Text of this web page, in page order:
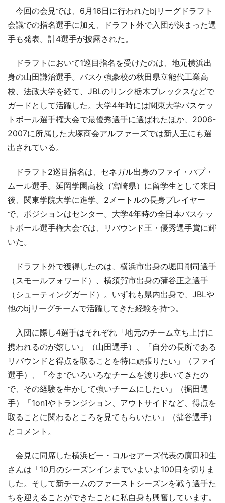
今回の会見では、6月16日に行われたbjリーグドラフト
会議での指名選手に加え、ドラフト外で入団が決まった選
手も発表。計4選手が披露された。
ドラフトにおいて1巡目指名を受けたのは、地元横浜出
身の山田謙治選手。バスケ強豪校の秋田県立能代工業高
校、法政大学を経て、JBLのリンク栃木ブレックスなどで
ガードとして活躍した。大学4年時には関東大学バスケッ
トボール選手権大会で最優秀選手に選ばれたほか、2006-
2007に所属した大塚商会アルファーズでは新人王にも選
出されている。
ドラフト2巡目指名は、セネガル出身のファイ・パプ・
ムール選手。延岡学園高校（宮崎県）に留学生として来日
後、関東学院大学に進学。2メートルの長身プレイヤー
で、ポジションはセンター。大学4年時の全日本バスケッ
トボール選手権大会では、リバウンド王・優秀選手賞に輝
いた。
ドラフト外で獲得したのは、横浜市出身の堀田剛司選手
（スモールフォワード）、横須賀市出身の蒲谷正之選手
（シューティングガード）。いずれも県内出身で、JBLや
他のbjリーグチームで活躍してきた経験を持つ。
入団に際し4選手はそれぞれ「地元のチーム立ち上げに
携われるのが嬉しい」（山田選手）、「自分の長所である
リバウンドと得点を取ることを特に頑張りたい」（ファイ
選手）、「今までいろいろなチームを渡り歩いてきたの
で、その経験を生かして強いチームにしたい」（掘田選
手）「1on1やトランジション、アウトサイドなど、得点を
取ることに関わるところを見てもらいたい」（蒲谷選手）
とコメント。
会見に同席した横浜ビー・コルセアーズ代表の廣田和生
さんは「10月のシーズンインまでいよいよ100日を切りま
した。そして新チームのファーストシーズンを戦う選手た
ちを迎えることができたことに私自身も興奮しています。